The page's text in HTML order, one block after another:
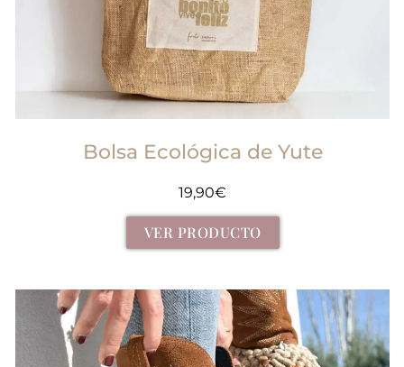
Bolsa Ecológica de Yute
19,90€
VER PRODUCTO